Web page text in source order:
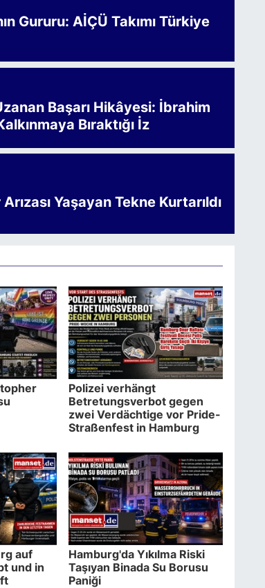
Gururu: AİÇÜ Takımı Türkiye
Başarı Hikâyesi: İbrahim
Bıraktığı İz
Yaşayan Tekne Kurtarıldı
Polizei verhängt
Betretungsverbot gegen
zwei Verdächtige vor Pride-
Straßenfest in Hamburg
auf
und in
Hamburg'da Yıkılma Riski
Taşıyan Binada Su Borusu
Paniği